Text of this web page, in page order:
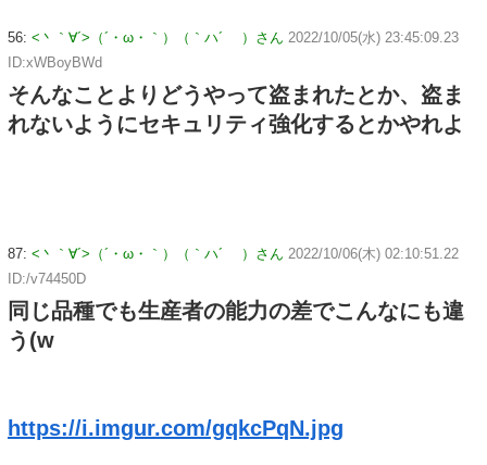
56: <丶｀∀´>（´・ω・｀）（｀ハ´ ）さん 2022/10/05(水) 23:45:09.23
ID:xWBoyBWd
そんなことよりどうやって盗まれたとか、盗ま
れないようにセキュリティ強化するとかやれよ
87: <丶｀∀´>（´・ω・｀）（｀ハ´ ）さん 2022/10/06(木) 02:10:51.22
ID:/v74450D
同じ品種でも生産者の能力の差でこんなにも違
う(w
https://i.imgur.com/gqkcPqN.jpg